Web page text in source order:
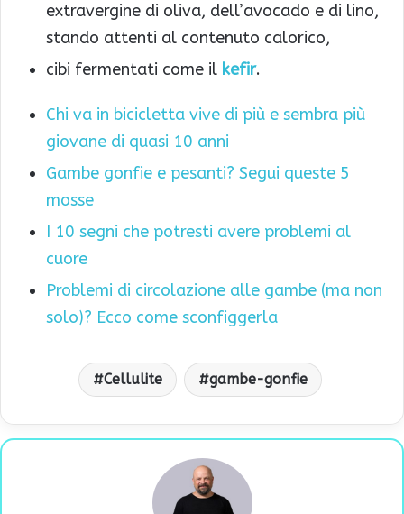
extravergine di oliva, dell’avocado e di lino,
stando attenti al contenuto calorico,
cibi fermentati come il kefir.
Chi va in bicicletta vive di più e sembra più
giovane di quasi 10 anni
Gambe gonfie e pesanti? Segui queste 5
mosse
I 10 segni che potresti avere problemi al
cuore
Problemi di circolazione alle gambe (ma non
solo)? Ecco come sconfiggerla
Cellulite gambe-gonfie